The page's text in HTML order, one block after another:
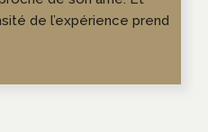
de l’expérience prend